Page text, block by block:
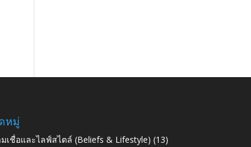
หมู่
เชื่อและไลฟ์สไตล์ (Beliefs & Lifestyle) (13)